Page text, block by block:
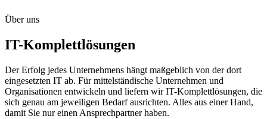
Über uns
IT-Komplettlösungen
Der Erfolg jedes Unternehmens hängt maßgeblich von der dort
eingesetzten IT ab. Für mittelständische Unternehmen und
Organisationen entwickeln und liefern wir IT-Komplettlösungen, die
sich genau am jeweiligen Bedarf ausrichten. Alles aus einer Hand,
damit Sie nur einen Ansprechpartner haben.